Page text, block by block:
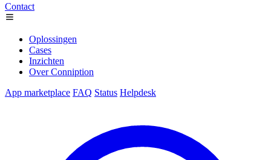
Contact
Oplossingen
Cases
Inzichten
Over Conniption
App marketplace FAQ Status Helpdesk